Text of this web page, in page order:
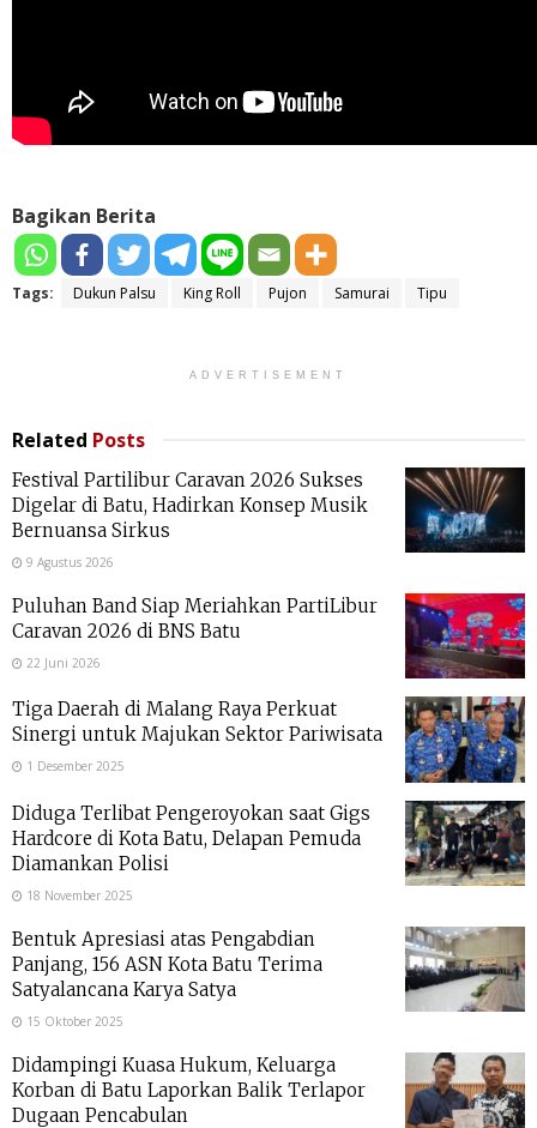
Bagikan Berita
Tags: Dukun Palsu King Roll Pujon Samurai Tipu
ADVERTISEMENT
Related Posts
Festival Partilibur Caravan 2026 Sukses
Digelar di Batu, Hadirkan Konsep Musik
Bernuansa Sirkus
9 Agustus 2026
Puluhan Band Siap Meriahkan PartiLibur
Caravan 2026 di BNS Batu
22 Juni 2026
Tiga Daerah di Malang Raya Perkuat
Sinergi untuk Majukan Sektor Pariwisata
1 Desember 2025
Diduga Terlibat Pengeroyokan saat Gigs
Hardcore di Kota Batu, Delapan Pemuda
Diamankan Polisi
18 November 2025
Bentuk Apresiasi atas Pengabdian
Panjang, 156 ASN Kota Batu Terima
Satyalancana Karya Satya
15 Oktober 2025
Didampingi Kuasa Hukum, Keluarga
Korban di Batu Laporkan Balik Terlapor
Dugaan Pencabulan